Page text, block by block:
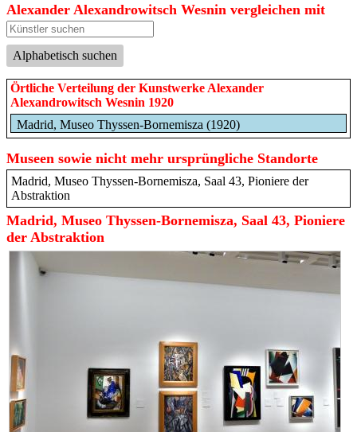
Alexander Alexandrowitsch Wesnin vergleichen mit
Alphabetisch suchen
Örtliche Verteilung der Kunstwerke Alexander
Alexandrowitsch Wesnin 1920
Madrid, Museo Thyssen-Bornemisza (1920)
Museen sowie nicht mehr ursprüngliche Standorte
Madrid, Museo Thyssen-Bornemisza, Saal 43, Pioniere der
Abstraktion
Madrid, Museo Thyssen-Bornemisza, Saal 43, Pioniere
der Abstraktion